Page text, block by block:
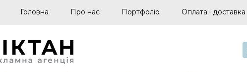
Головна Про нас Портфоліо Оплата і доставка